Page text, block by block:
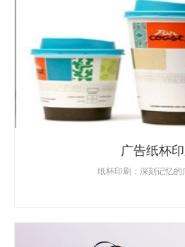
广告纸杯
纸杯印刷：深刻记忆的